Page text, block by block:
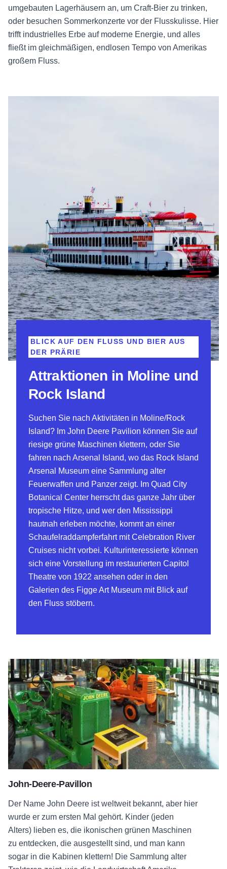
umgebauten Lagerhäusern an, um Craft-Bier zu trinken,
oder besuchen Sommerkonzerte vor der Flusskulisse. Hier
trifft industrielles Erbe auf moderne Energie, und alles
fließt im gleichmäßigen, endlosen Tempo von Amerikas
großem Fluss.
Attraktionen in Moline und
Rock Island
BLICK AUF DEN FLUSS UND BIER AUS
DER PRÄRIE
Suchen Sie nach Aktivitäten in Moline/Rock
Island? Im John Deere Pavilion können Sie auf
riesige grüne Maschinen klettern, oder Sie
fahren nach Arsenal Island, wo das Rock Island
Arsenal Museum eine Sammlung alter
Feuerwaffen und Panzer zeigt. Im Quad City
Botanical Center herrscht das ganze Jahr über
tropische Hitze, und wer den Mississippi
hautnah erleben möchte, kommt an einer
Schaufelraddampferfahrt mit Celebration River
Cruises nicht vorbei. Kulturinteressierte können
sich eine Vorstellung im restaurierten Capitol
Theatre von 1922 ansehen oder in den
Galerien des Figge Art Museum mit Blick auf
den Fluss stöbern.
John-Deere-Pavillon
Der Name John Deere ist weltweit bekannt, aber hier
wurde er zum ersten Mal gehört. Kinder (jeden
Alters) lieben es, die ikonischen grünen Maschinen
zu entdecken, die ausgestellt sind, und man kann
sogar in die Kabinen klettern! Die Sammlung alter
John-Deere-Pavillon